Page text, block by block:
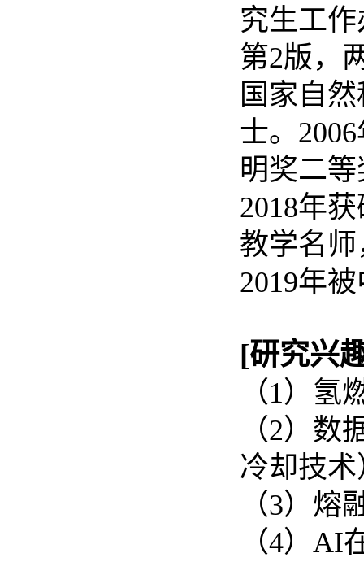
究生工
第2版，
国家自
士。
明奖二
2018年
教学名
2019年
[研究兴
（1）
（2）
冷却技
（3）
（4）AI